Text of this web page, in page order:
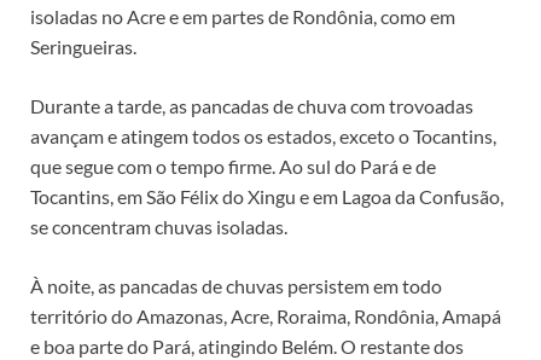
isoladas no Acre e em partes de Rondônia, como em
Seringueiras.
Durante a tarde, as pancadas de chuva com trovoadas
avançam e atingem todos os estados, exceto o Tocantins,
que segue com o tempo firme. Ao sul do Pará e de
Tocantins, em São Félix do Xingu e em Lagoa da Confusão,
se concentram chuvas isoladas.
À noite, as pancadas de chuvas persistem em todo
território do Amazonas, Acre, Roraima, Rondônia, Amapá
e boa parte do Pará, atingindo Belém. O restante dos